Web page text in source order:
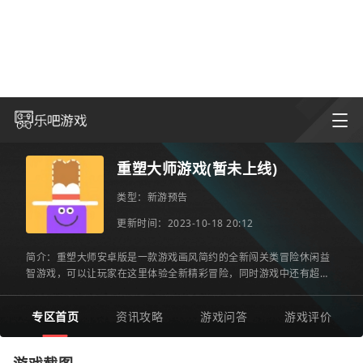
重塑大师游戏(暂未上线)
类型： 新游预告
更新时间：2023-10-18 20:12
简介：重塑大师安卓版是一款游戏画风简约的全新闯关类冒险休闲益
智游戏，可以让玩家在这里体验全新精彩冒险，同时游戏中还有超多
专区首页 资讯攻略 游戏问答 游戏评价